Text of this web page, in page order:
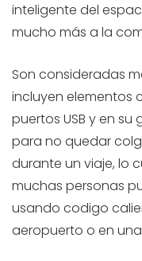
inteligente del
mucho más a la
Son consideradas
incluyen elementos
puertos USB y en
para no quedar
durante un viaje, lo
muchas personas
usando codigo
aeropuerto o en